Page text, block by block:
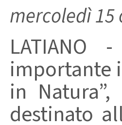
mercoledì
importante
in
destinato